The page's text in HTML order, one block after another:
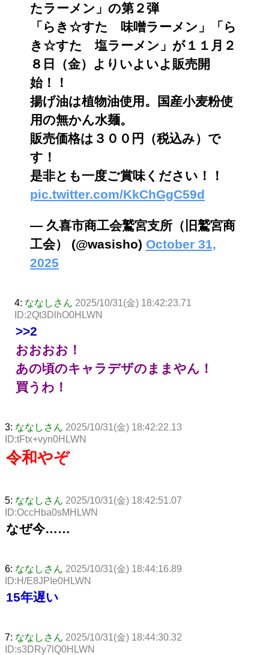
たラーメン」の第２弾
「らき☆すた 味噌ラーメン」「ら
き☆すた 塩ラーメン」が１１月２
８日（金）よりいよいよ販売開
始！！
揚げ油は植物油使用。国産小麦粉使
用の無かん水麺。
販売価格は３００円（税込み）で
す！
是非とも一度ご賞味ください！！
pic.twitter.com/KkChGgC59d
— 久喜市商工会鷲宮支所（旧鷲宮商
工会） (@wasisho) October 31,
2025
4: ななしさん 2025/10/31(金) 18:42:23.71
ID:2Qt3DlhO0HLWN
>>2
おおおお！
あの頃のキャラデザのままやん！
買うわ！
3: ななしさん 2025/10/31(金) 18:42:22.13
ID:tFtx+vyn0HLWN
令和やぞ
5: ななしさん 2025/10/31(金) 18:42:51.07
ID:OccHba0sMHLWN
なぜ今……
6: ななしさん 2025/10/31(金) 18:44:16.89
ID:H/E8JPIe0HLWN
15年遅い
7: ななしさん 2025/10/31(金) 18:44:30.32
ID:s3DRy7lQ0HLWN